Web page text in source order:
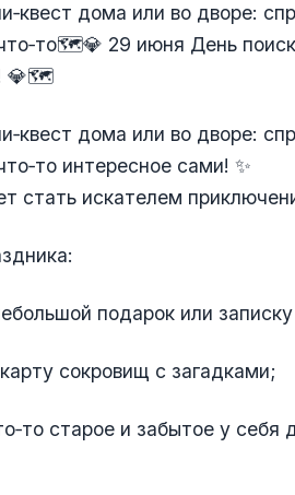
дома или во дворе:
29 июня День
💎🗺
дома или во дворе:
интересное сами! ✨
стать искателем
подарок или
сокровищ с загадками;
старое и забытое у